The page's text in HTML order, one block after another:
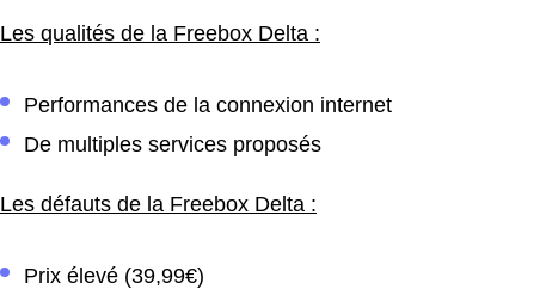
Les qualités de la Freebox Delta :
Performances de la connexion internet
De multiples services proposés
Les défauts de la Freebox Delta :
Prix élevé (39,99€)